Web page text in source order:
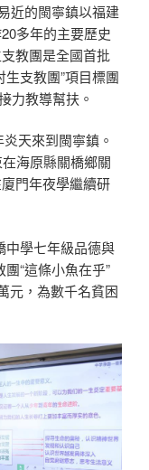
近的閩寧鎮以福建
多年的主要歷史
教團是全國首批
支教團”項目標團
力教導幫扶。
天來到閩寧鎮。
海原縣關橋鄉關
門年夜學繼續研
中學七年級品德與
“這條小魚在乎”
元，為數千名貧困